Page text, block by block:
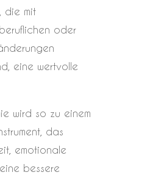
die mit
oder
eine wertvolle
wird so zu einem
das
emotionale
bessere